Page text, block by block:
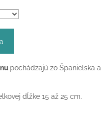
pochádzajú zo Španielska a
dĺžke 15 až 25 cm.